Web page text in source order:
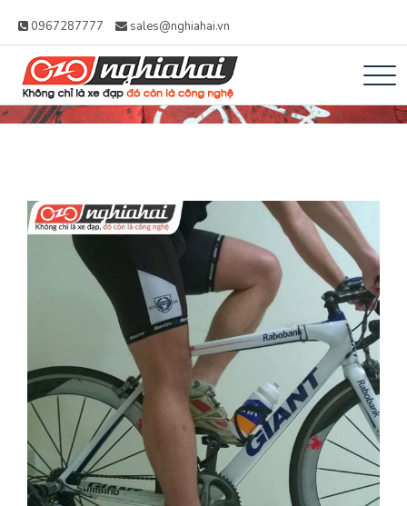
0967287777 sales@nghiahai.vn
Xe đạp Nhật Nghĩa
Không chỉ là xe đạp, đó còn là công